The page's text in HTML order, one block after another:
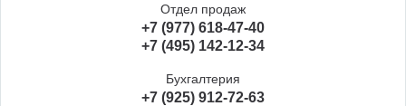
Отдел продаж
+7 (977) 618-47-40
+7 (495) 142-12-34
Бухгалтерия
+7 (925) 912-72-63